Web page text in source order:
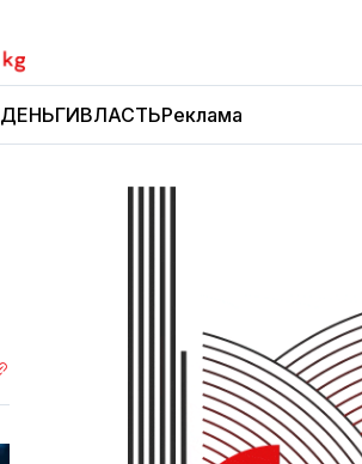
ДЕНЬГИВЛАСТЬРеклама
МНЕНИЕ